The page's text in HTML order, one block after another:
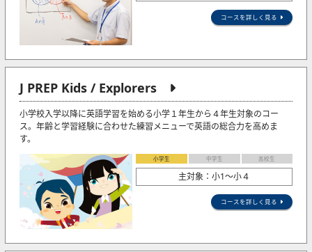
コースを詳しく見る
J PREP Kids / Explorers
小学校入学以降に英語学習を始める小学１年生から４年生対象のコー
ス。年齢と学習経験に合わせた練習メニューで英語の総合力を高めま
す。
小学生 中学生 高校生
主対象：小1〜小４
コースを詳しく見る